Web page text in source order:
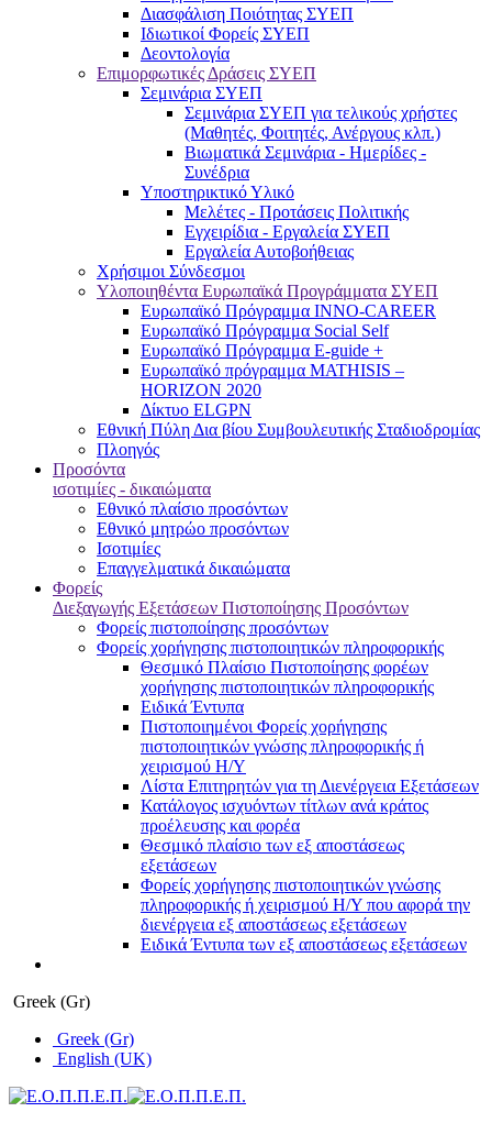
Διασφάλιση Ποιότητας ΣΥΕΠ
Ιδιωτικοί Φορείς ΣΥΕΠ
Δεοντολογία
Επιμορφωτικές Δράσεις ΣΥΕΠ
Σεμινάρια ΣΥΕΠ
Σεμινάρια ΣΥΕΠ για τελικούς χρήστες
(Μαθητές, Φοιτητές, Ανέργους κλπ.)
Βιωματικά Σεμινάρια - Ημερίδες -
Συνέδρια
Υποστηρικτικό Υλικό
Μελέτες - Προτάσεις Πολιτικής
Εγχειρίδια - Εργαλεία ΣΥΕΠ
Εργαλεία Αυτοβοήθειας
Χρήσιμοι Σύνδεσμοι
Υλοποιηθέντα Ευρωπαϊκά Προγράμματα ΣΥΕΠ
Ευρωπαϊκό Πρόγραμμα INNO-CAREER
Ευρωπαϊκό Πρόγραμμα Social Self
Ευρωπαϊκό Πρόγραμμα E-guide +
Ευρωπαϊκό πρόγραμμα MATHISIS –
HORIZON 2020
Δίκτυο ELGPN
Εθνική Πύλη Δια βίου Συμβουλευτικής Σταδιοδρομίας
Πλοηγός
Προσόντα
ισοτιμίες - δικαιώματα
Εθνικό πλαίσιο προσόντων
Εθνικό μητρώο προσόντων
Ισοτιμίες
Επαγγελματικά δικαιώματα
Φορείς
Διεξαγωγής Εξετάσεων Πιστοποίησης Προσόντων
Φορείς πιστοποίησης προσόντων
Φορείς χορήγησης πιστοποιητικών πληροφορικής
Θεσμικό Πλαίσιο Πιστοποίησης φορέων
χορήγησης πιστοποιητικών πληροφορικής
Ειδικά Έντυπα
Πιστοποιημένοι Φορείς χορήγησης
πιστοποιητικών γνώσης πληροφορικής ή
χειρισμού Η/Υ
Λίστα Επιτηρητών για τη Διενέργεια Εξετάσεων
Κατάλογος ισχυόντων τίτλων ανά κράτος
προέλευσης και φορέα
Θεσμικό πλαίσιο των εξ αποστάσεως
εξετάσεων
Φορείς χορήγησης πιστοποιητικών γνώσης
πληροφορικής ή χειρισμού Η/Υ που αφορά την
διενέργεια εξ αποστάσεως εξετάσεων
Ειδικά Έντυπα των εξ αποστάσεως εξετάσεων
Greek (Gr)
Greek (Gr)
English (UK)